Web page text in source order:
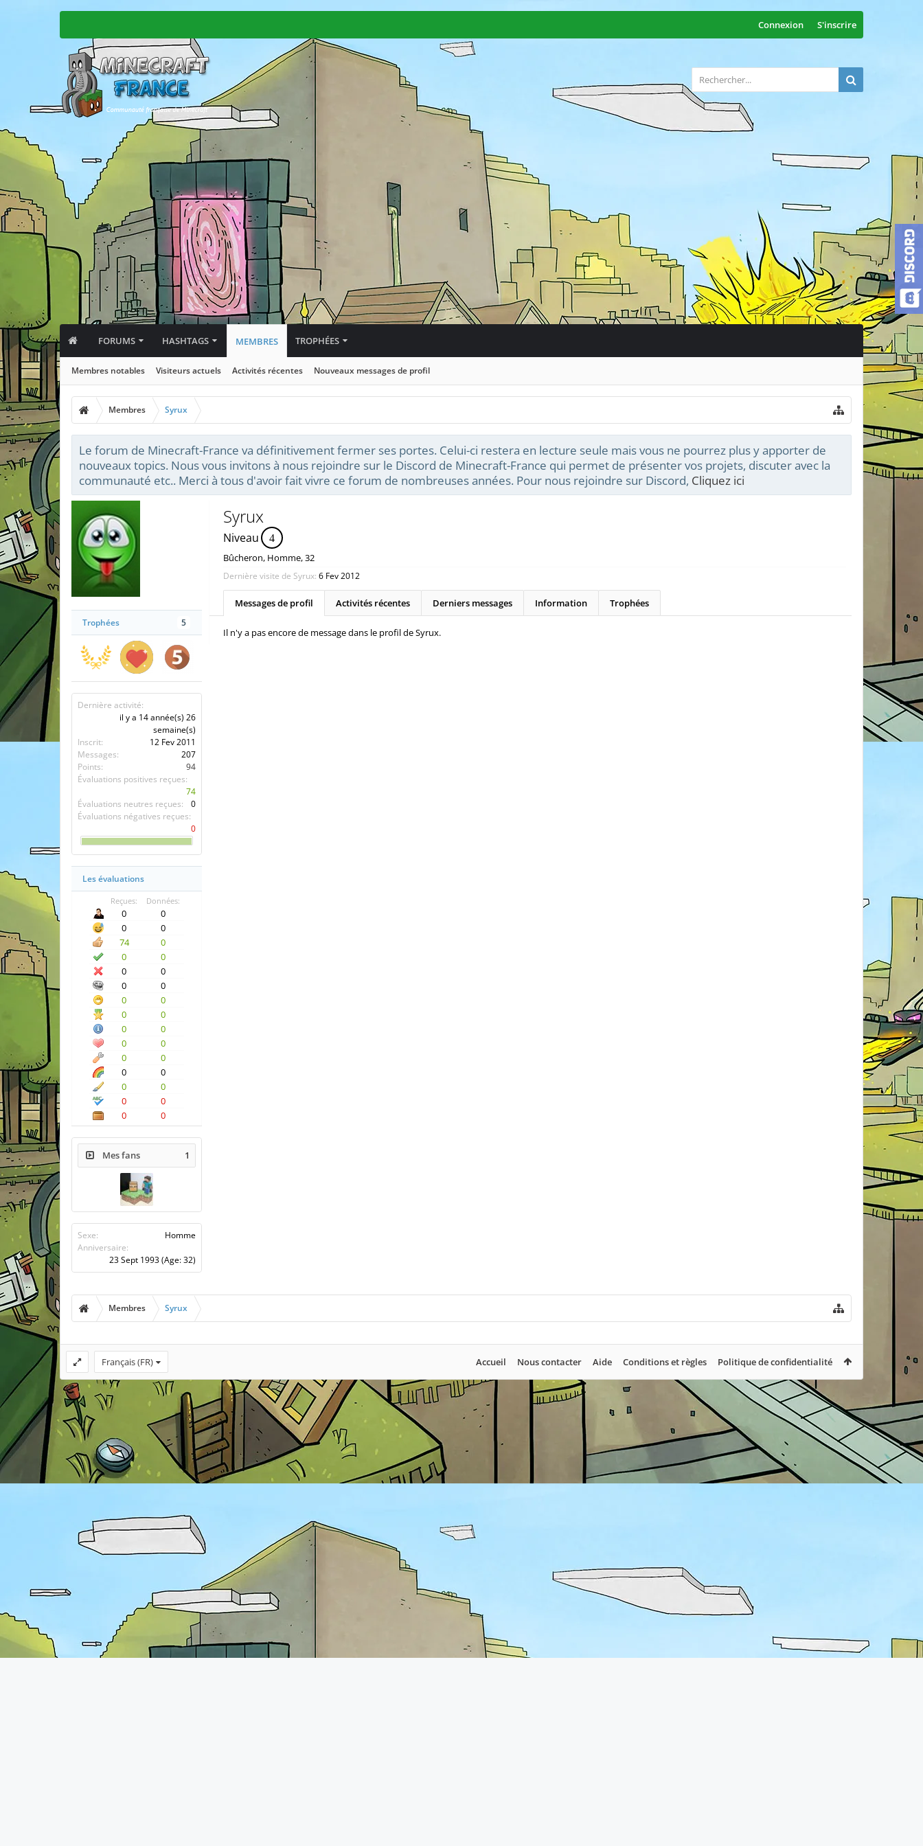
Connexion S'inscrire
FORUMS HASHTAGS MEMBRES
Membres notables Visiteurs actuels Activités récentes Nouveaux messages de profil
TROPHÉES
Membres Syrux
Le forum de Minecraft-France va définitivement fermer ses portes. Celui-ci restera en lecture seule mais vous ne pourrez plus y apporter de
nouveaux topics. Nous vous invitons à nous rejoindre sur le Discord de Minecraft-France qui permet de présenter vos projets, discuter avec la
communauté etc.. Merci à tous d'avoir fait vivre ce forum de nombreuses années. Pour nous rejoindre sur Discord, Cliquez ici
Trophées 5
Dernière activité:
il y a 14 année(s) 26
semaine(s)
Inscrit:
12 Fev 2011
Messages:
207
Points:
94
Évaluations positives reçues:
74
Évaluations neutres reçues:
0
Évaluations négatives reçues:
0
Les évaluations
Reçues: Données:
0
0
0
0
74
0
0
0
0
0
0
0
0
0
0
0
0
0
0
0
0
0
0
0
0
0
0
0
0
0
Mes fans
1
Sexe:
Homme
Anniversaire:
23 Sept 1993(Age: 32)
Syrux
Niveau 4
Bûcheron, Homme, 32
Dernière visite de Syrux: 6 Fev 2012
Messages de profil Activités récentes Derniers messages Information Trophées
Il n'y a pas encore de message dans le profil de Syrux.
Membres Syrux
Français (FR) Accueil Nous contacter Aide Conditions et règles Politique de confidentialité